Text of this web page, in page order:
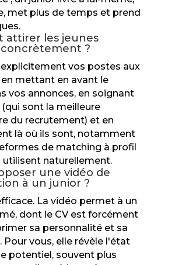
met plus de temps et prend
attirer les jeunes
?
explicitement vos postes aux
mettant en avant le
vos annonces, en soignant
sont la meilleure
du recrutement) et en
là où ils sont, notamment
de matching à profil
utilisent naturellement.
une vidéo de
à un junior ?
La vidéo permet à un
dont le CV est forcément
sa personnalité et sa
vous, elle révèle l'état
potentiel, souvent plus